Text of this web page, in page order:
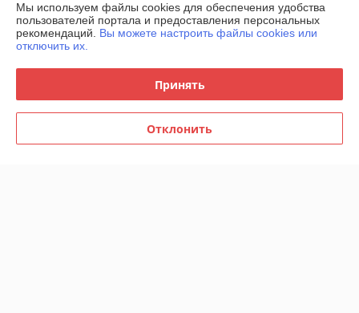
Доставка и оплата
График работы
Мы используем файлы cookies для обеспечения удобства
пользователей портала и предоставления персональных
рекомендаций. Вы можете настроить файлы cookies или
отключить их.
Принять
Отклонить